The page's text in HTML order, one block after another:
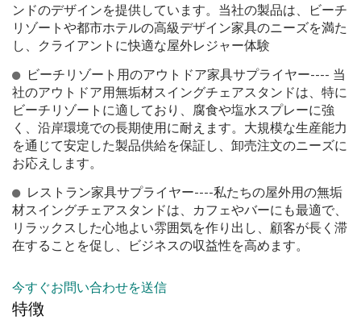
ンドのデザインを提供しています。当社の製品は、ビーチ
リゾートや都市ホテルの高級デザイン家具のニーズを満た
し、クライアントに快適な屋外レジャー体験
ビーチリゾート用のアウトドア家具サプライヤー---- 当
社のアウトドア用無垢材スイングチェアスタンドは、特に
ビーチリゾートに適しており、腐食や塩水スプレーに強
く、沿岸環境での長期使用に耐えます。大規模な生産能力
を通じて安定した製品供給を保証し、卸売注文のニーズに
お応えします。
レストラン家具サプライヤー----私たちの屋外用の無垢
材スイングチェアスタンドは、カフェやバーにも最適で、
リラックスした心地よい雰囲気を作り出し、顧客が長く滞
在することを促し、ビジネスの収益性を高めます。
今すぐお問い合わせを送信
特徴